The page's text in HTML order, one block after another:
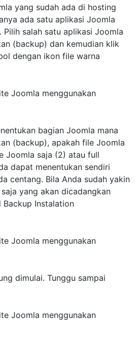
yang sudah ada di hosting
ada satu aplikasi Joomla
salah satu aplikasi Joomla
(backup) dan kemudian klik
dengan ikon file warna
bagian Joomla mana
(backup), apakah file Joomla
Joomla saja (2) atau full
dapat menentukan sendiri
centang. Bila Anda sudah yakin
yang akan dicadangkan
Instalation
dimulai. Tunggu sampai